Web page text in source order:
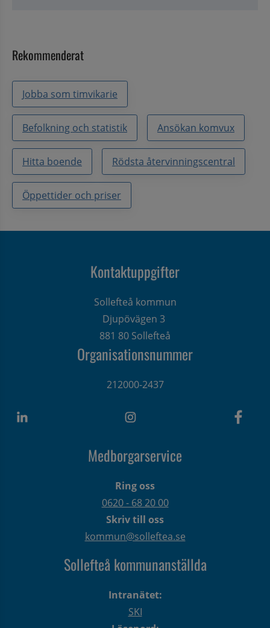
Rekommenderat
Jobba som timvikarie
Befolkning och statistik Ansökan komvux
Hitta boende Rödsta återvinningscentral
Öppettider och priser
Kontaktuppgifter
Sollefteå kommun
Djupövägen 3
881 80 Sollefteå
Organisationsnummer
212000-2437
Medborgarservice
Ring oss
0620 - 68 20 00
Skriv till oss
kommun@solleftea.se
Sollefteå kommunanställda
Intranätet:
SKI